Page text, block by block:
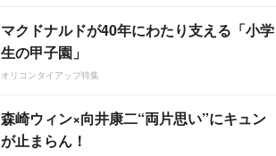
マクドナルドが40年にわたり支える「小学
生の甲子園」
オリコンタイアップ特集
森崎ウィン×向井康二“両片思い”にキュン
が止まらん！